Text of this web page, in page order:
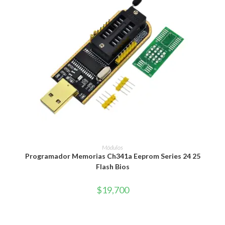
AÑADIR AL CARRITO
Módulos
Programador Memorias Ch341a Eeprom Series 24 25
Flash Bios
$19,700